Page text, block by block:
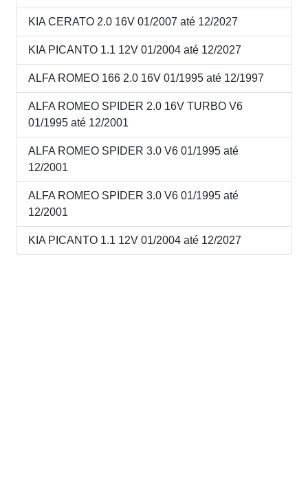
KIA CERATO 2.0 16V 01/2007 até 12/2027
KIA PICANTO 1.1 12V 01/2004 até 12/2027
ALFA ROMEO 166 2.0 16V 01/1995 até 12/1997
ALFA ROMEO SPIDER 2.0 16V TURBO V6
01/1995 até 12/2001
ALFA ROMEO SPIDER 3.0 V6 01/1995 até
12/2001
ALFA ROMEO SPIDER 3.0 V6 01/1995 até
12/2001
KIA PICANTO 1.1 12V 01/2004 até 12/2027